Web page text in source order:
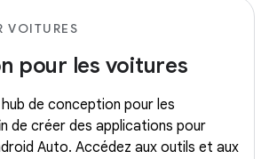
VOITURES
pour les voitures
de conception pour les
de créer des applications pour
Auto. Accédez aux outils et aux